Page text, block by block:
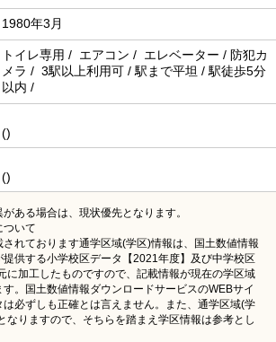
1980年3月
トイレ専用 / エアコン / エレベーター / 防犯カ
メラ / 3駅以上利用可 / 駅まで平坦 / 駅徒歩5分
以内 /
()
()
ある場合は、現状優先となります。
いて
れております通学区域(学区)情報は、国土数値情報
供する小学校区データ【2021年度】及び中学校区
に加工したものですので、記載情報が現在の学区域
。国土数値情報ダウンロードサービスのWEBサイ
は必ずしも正確とは言えません。また、通学区域(学
なりますので、そちらを踏まえ学区情報は参考とし